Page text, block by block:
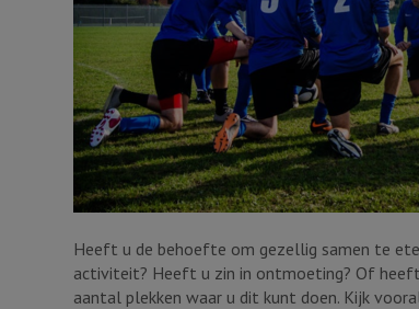
Heeft u de behoefte om gezellig samen te
activiteit? Heeft u zin in ontmoeting? Of heeft
aantal plekken waar u dit kunt doen. Kijk